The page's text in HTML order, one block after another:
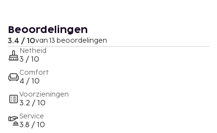
Beoordelingen
3.4 / 10van 13 beoordelingen
Netheid
3 / 10
Comfort
4 / 10
Voorzieningen
3.2 / 10
Service
3.8 / 10